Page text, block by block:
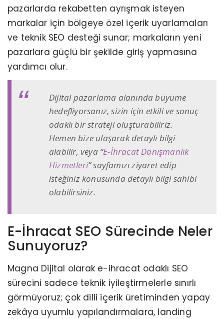
pazarlarda rekabetten ayrışmak isteyen
markalar için bölgeye özel içerik uyarlamaları
ve teknik SEO desteği sunar; markaların yeni
pazarlara güçlü bir şekilde giriş yapmasına
yardımcı olur.
Dijital pazarlama alanında büyüme
hedefliyorsanız, sizin için etkili ve sonuç
odaklı bir strateji oluşturabiliriz.
Hemen bize ulaşarak detaylı bilgi
alabilir, veya “E-İhracat Danışmanlık
Hizmetleri” sayfamızı ziyaret edip
isteğiniz konusunda detaylı bilgi sahibi
olabilirsiniz.
E-İhracat SEO Sürecinde Neler
Sunuyoruz?
Magna Dijital olarak e-ihracat odaklı SEO
sürecini sadece teknik iyileştirmelerle sınırlı
görmüyoruz; çok dilli içerik üretiminden yapay
zekâya uyumlu yapılandırmalara, landing